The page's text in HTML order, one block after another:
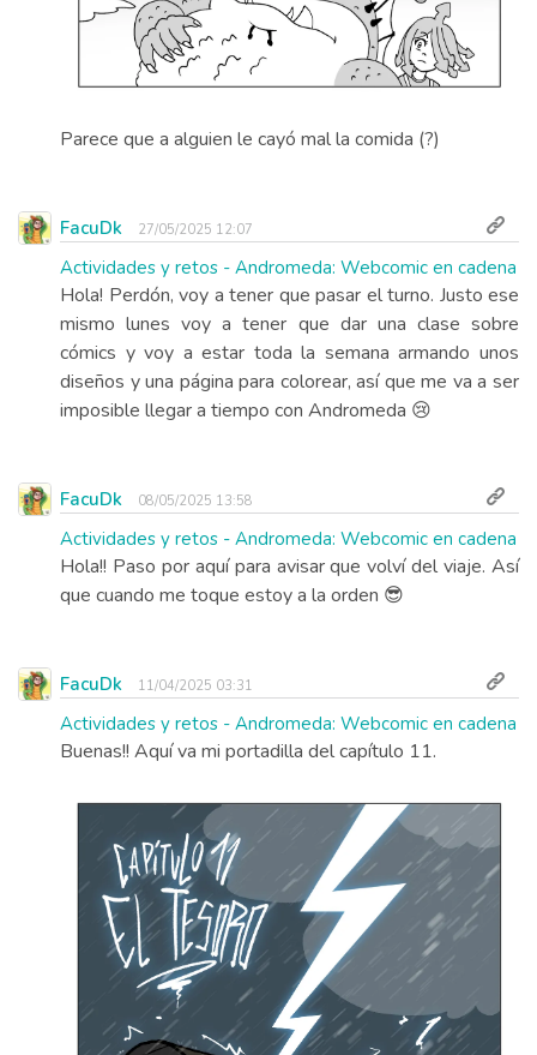
Parece que a alguien le cayó mal la comida (?)
FacuDk 27/05/2025 12:07
Actividades y retos - Andromeda: Webcomic en cadena
Hola! Perdón, voy a tener que pasar el turno. Justo ese
mismo lunes voy a tener que dar una clase sobre
cómics y voy a estar toda la semana armando unos
diseños y una página para colorear, así que me va a ser
imposible llegar a tiempo con Andromeda 😢
FacuDk 08/05/2025 13:58
Actividades y retos - Andromeda: Webcomic en cadena
Hola!! Paso por aquí para avisar que volví del viaje. Así
que cuando me toque estoy a la orden 😎
FacuDk 11/04/2025 03:31
Actividades y retos - Andromeda: Webcomic en cadena
Buenas!! Aquí va mi portadilla del capítulo 11.